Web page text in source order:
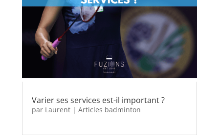
Varier ses services est-il important ?
par Laurent| Articles badminton